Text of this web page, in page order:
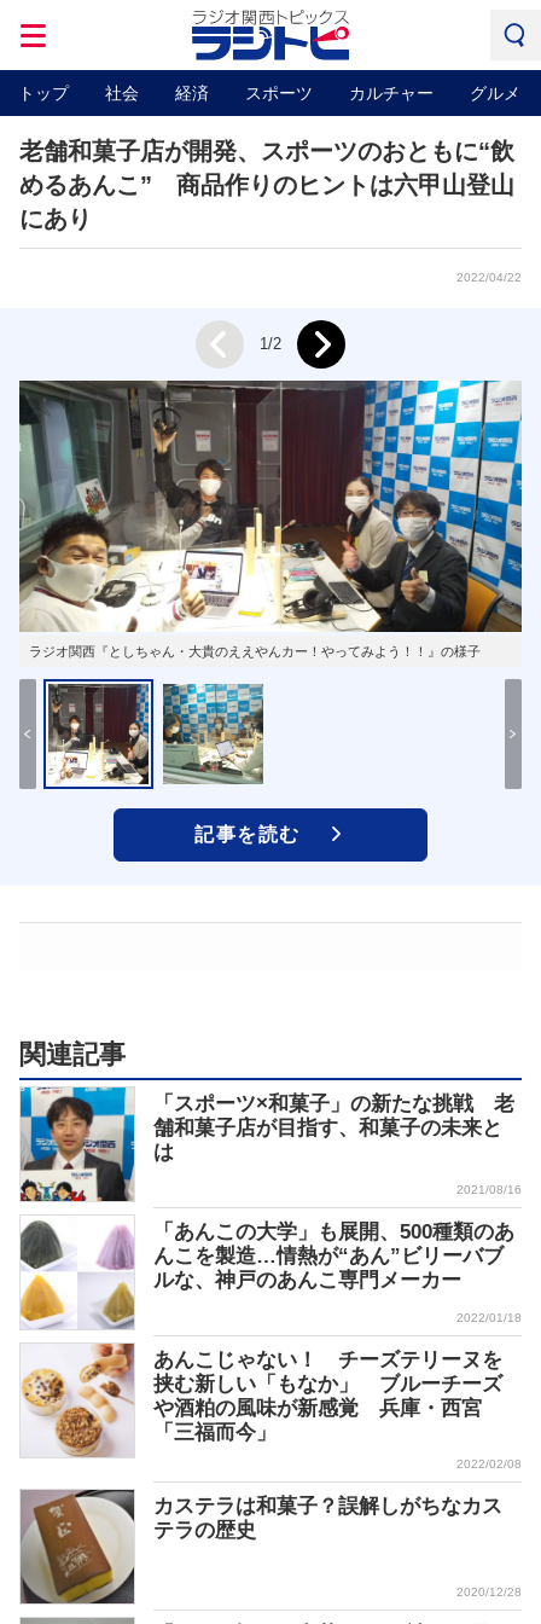
トップ 社会 経済 スポーツ カルチャー グルメ
老舗和菓子店が開発、スポーツのおともに“飲
めるあんこ” 商品作りのヒントは六甲山登山
にあり
2022/04/22
ラジオ関西『としちゃん・大貴のええやんカー！やってみよう！！』の様子
Prev 1/2 Next
記事を読む
関連記事
「スポーツ×和菓子」の新たな挑戦 老
舗和菓子店が目指す、和菓子の未来と
は
2021/08/16
「あんこの大学」も展開、500種類のあ
んこを製造…情熱が“あん”ビリーバブ
ルな、神戸のあんこ専門メーカー
2022/01/18
あんこじゃない！ チーズテリーヌを
挟む新しい「もなか」 ブルーチーズ
や酒粕の風味が新感覚 兵庫・西宮
「三福而今」
2022/02/08
カステラは和菓子？誤解しがちなカス
テラの歴史
2020/12/28